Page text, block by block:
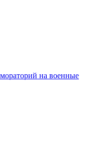
на военные